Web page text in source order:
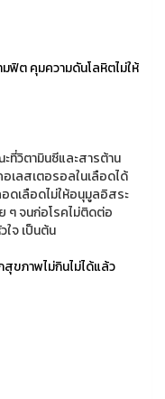
ฟิต คุมความดันโลหิตไม่ให้
วิตามินซีและสารต้าน
เลสเตอรอลในเลือดได้
ดเลือดไม่ให้อนุมูลอิสระ
ๆ จนก่อโรคไม่ติดต่อ
ใจ เป็นต้น
ขภาพไม่กินไม่ได้แล้ว